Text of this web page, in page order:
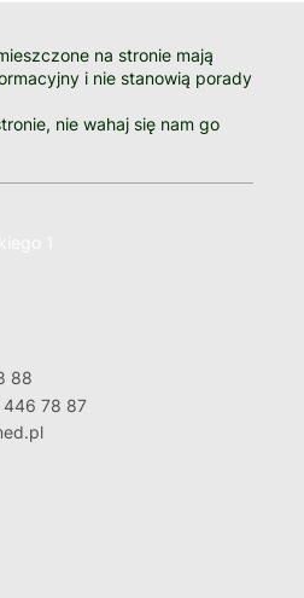
na stronie mają
i nie stanowią porady
nie wahaj się nam go
88
446 78 87